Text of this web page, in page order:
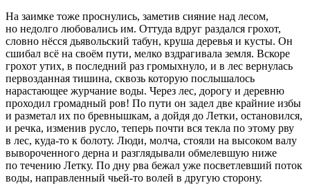
На заимке тоже проснулись, заметив сияние над лесом,
но недолго любовались им. Оттуда вдруг раздался грохот,
словно нёсся дьявольский табун, круша деревья и кусты. Он
сшибал всё на своём пути, мелко вздрагивала земля. Вскоре
грохот утих, в последний раз громыхнуло, и в лес вернулась
первозданная тишина, сквозь которую послышалось
нарастающее журчание воды. Через лес, дорогу и деревню
проходил громадный ров! По пути он задел две крайние избы
и разметал их по бревнышкам, а дойдя до Летки, остановился,
и речка, изменив русло, теперь почти вся текла по этому рву
в лес, куда-то к болоту. Люди, молча, стояли на высоком валу
вывороченного дерна и разглядывали обмелевшую ниже
по течению Летку. По дну рва бежал уже посветлевший поток
воды, направленный чьей-то волей в другую сторону.